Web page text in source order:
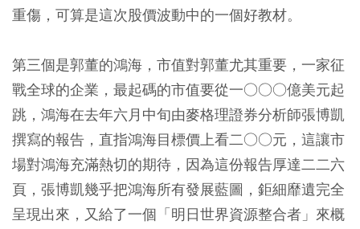
重傷，可算是這次股價波動中的一個好教材。
第三個是郭董的鴻海，市值對郭董尤其重要，一家征
戰全球的企業，最起碼的市值要從一○○○億美元起
跳，鴻海在去年六月中旬由麥格理證券分析師張博凱
撰寫的報告，直指鴻海目標價上看二○○元，這讓市
場對鴻海充滿熱切的期待，因為這份報告厚達二二六
頁，張博凱幾乎把鴻海所有發展藍圖，鉅細靡遺完全
呈現出來，又給了一個「明日世界資源整合者」來概